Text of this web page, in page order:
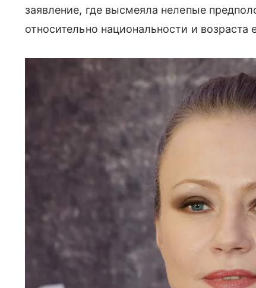
заявление, где высмеяла нелепые
относительно национальности и возраста